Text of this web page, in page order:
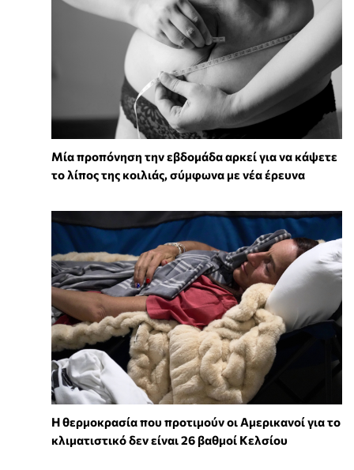
Μία προπόνηση την εβδομάδα αρκεί για να κάψετε
το λίπος της κοιλιάς, σύμφωνα με νέα έρευνα
Η θερμοκρασία που προτιμούν οι Αμερικανοί για το
κλιματιστικό δεν είναι 26 βαθμοί Κελσίου